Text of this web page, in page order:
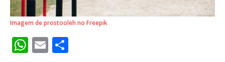
Imagem de prostooleh no Freepik
W E